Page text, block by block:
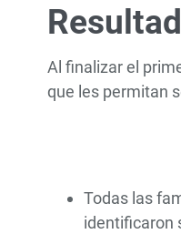
Al finalizar el
que les permitan
Todas las
identificaron